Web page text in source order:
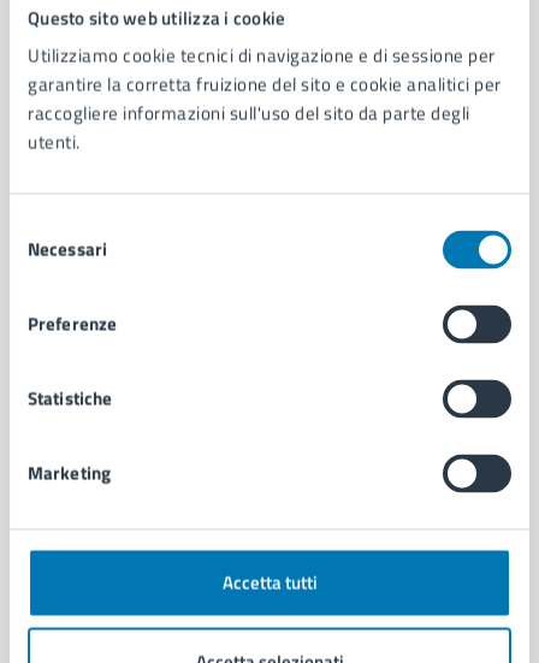
Questo sito web utilizza i cookie
Utilizziamo cookie tecnici di navigazione e di sessione per
garantire la corretta fruizione del sito e cookie analitici per
raccogliere informazioni sull'uso del sito da parte degli
utenti.
delNecessari
Preferenze
Statistiche
Marketing
Accetta tutti
AMMINISTRAZIONE
Aree amministrative
Organi di governo
Politici
Documenti e dati
Ambiente
Anagrafe e stato civile
Cultura e tempo libero
Giustizia e sicurezza pubblica